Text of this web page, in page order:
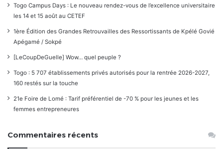
Togo Campus Days : Le nouveau rendez-vous de l’excellence universitaire
les 14 et 15 août au CETEF
1ère Édition des Grandes Retrouvailles des Ressortissants de Kpélé Govié
Apégamé / Sokpé
[LeCoupDeGuelle] Wow… quel peuple ?
Togo : 5 707 établissements privés autorisés pour la rentrée 2026-2027,
160 restés sur la touche
21e Foire de Lomé : Tarif préférentiel de -70 % pour les jeunes et les
femmes entrepreneures
Commentaires récents